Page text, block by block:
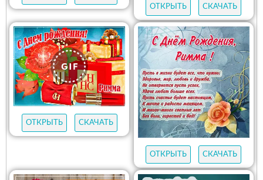
ОТКРЫТЬ
СКАЧАТЬ
ОТКРЫТЬ СКАЧАТЬ
ОТКРЫТЬ СКАЧАТЬ